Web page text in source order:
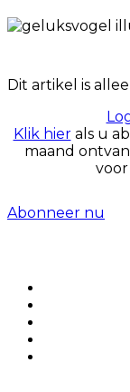
Dit artikel is
Klik hierals u
maand
Abonneer nu